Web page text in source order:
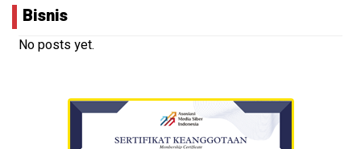
Bisnis
No posts yet.